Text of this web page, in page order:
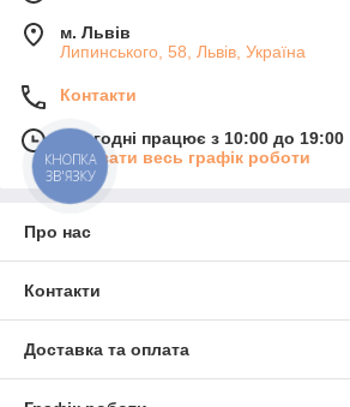
м. Львів
Липинського, 58, Львів, Україна
Контакти
Сьогодні працює з 10:00 до 19:00
Показати весь графік роботи
Про нас
Контакти
Доставка та оплата
КНОПКА
ЗВ'ЯЗКУ